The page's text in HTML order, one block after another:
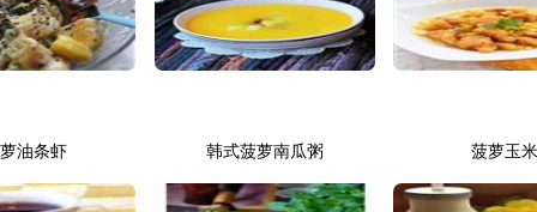
油条虾 韩式菠萝南瓜粥 菠萝玉米